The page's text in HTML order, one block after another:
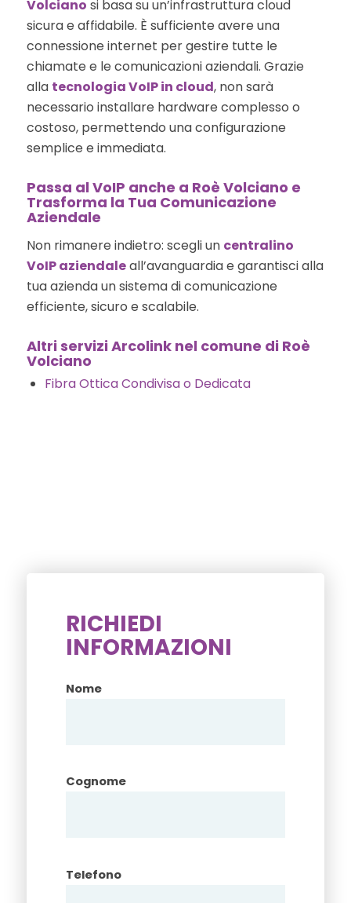
Volciano si basa su un’infrastruttura cloud
sicura e affidabile. È sufficiente avere una
connessione internet per gestire tutte le
chiamate e le comunicazioni aziendali. Grazie
alla tecnologia VoIP in cloud, non sarà
necessario installare hardware complesso o
costoso, permettendo una configurazione
semplice e immediata.
Passa al VoIP anche a Roè Volciano e
Trasforma la Tua Comunicazione
Aziendale
Non rimanere indietro: scegli un centralino
VoIP aziendaleall’avanguardia e garantisci alla
tua azienda un sistema di comunicazione
efficiente, sicuro e scalabile.
Altri servizi Arcolink nel comune di Roè
Volciano
Fibra Ottica Condivisa o Dedicata
RICHIEDI
INFORMAZIONI
Nome
Cognome
Telefono